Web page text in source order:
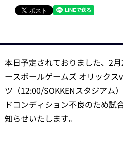
本日予定されておりました、2
ースボールゲームズ オリック
ツ（12:00/SOKKENスタジアム
ドコンディション不良のため試
知らせいたします。